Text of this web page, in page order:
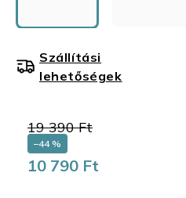
19 390 Ft
–44 %
10 790 Ft
Szállítási
lehetőségek